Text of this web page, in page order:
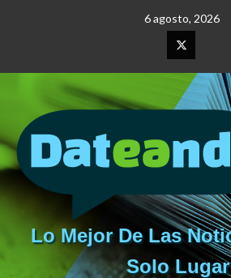
6 agosto, 2026
Elemento
del
menú
Lo Mejor De Las
Solo Lugar